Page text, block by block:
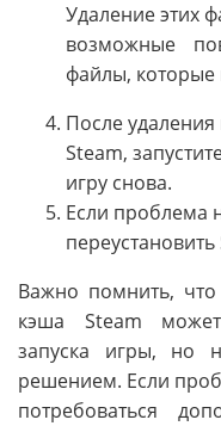
Удаление этих
возможные
файлы, которые
После
Steam,
игру снова.
Если проблема
Важно помнить,
кэша Steam
запуска игры, но
решением. Если
потребоваться